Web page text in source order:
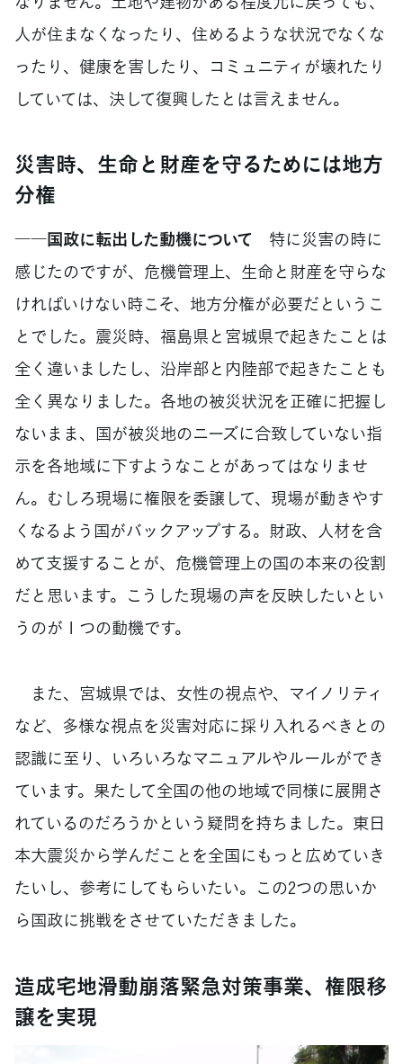
人が住まなくなったり、住めるような状況でなくな
ったり、健康を害したり、コミュニティが壊れたり
していては、決して復興したとは言えません。
災害時、生命と財産を守るためには地方
分権
――国政に転出した動機について 特に災害の時に
感じたのですが、危機管理上、生命と財産を守らな
ければいけない時こそ、地方分権が必要だというこ
とでした。震災時、福島県と宮城県で起きたことは
全く違いましたし、沿岸部と内陸部で起きたことも
全く異なりました。各地の被災状況を正確に把握し
ないまま、国が被災地のニーズに合致していない指
示を各地域に下すようなことがあってはなりませ
ん。むしろ現場に権限を委譲して、現場が動きやす
くなるよう国がバックアップする。財政、人材を含
めて支援することが、危機管理上の国の本来の役割
だと思います。こうした現場の声を反映したいとい
うのが１つの動機です。
また、宮城県では、女性の視点や、マイノリティ
など、多様な視点を災害対応に採り入れるべきとの
認識に至り、いろいろなマニュアルやルールができ
ています。果たして全国の他の地域で同様に展開さ
れているのだろうかという疑問を持ちました。東日
本大震災から学んだことを全国にもっと広めていき
たいし、参考にしてもらいたい。この2つの思いか
ら国政に挑戦をさせていただきました。
造成宅地滑動崩落緊急対策事業、権限移
譲を実現